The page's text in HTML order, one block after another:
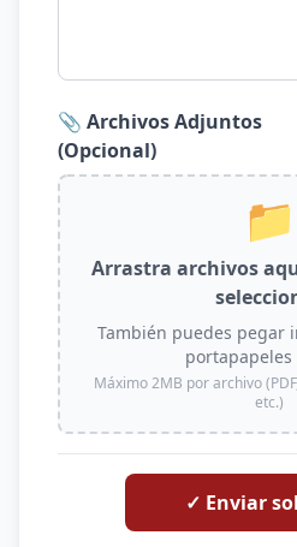
📎 Archivos Adjuntos
(Opcional)
📁
Arrastra archivos
También puedes pegar
portapapeles
Máximo 2MB por archivo (PDF,
etc.)
✓ Enviar